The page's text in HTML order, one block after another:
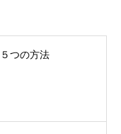
つの方法